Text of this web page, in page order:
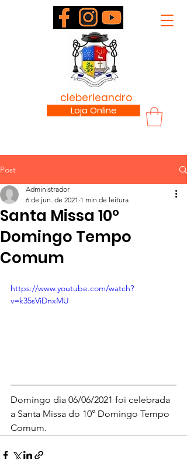
cleberleandro
Loja Online
Post
Santa Missa 10°
Domingo Tempo
Comum
Administrador
6 de jun. de 2021 1 min de leitura
https://www.youtube.com/watch?
v=k35sViDnxMU
Domingo dia 06/06/2021 foi celebrada
a Santa Missa do 10° Domingo Tempo
Comum.